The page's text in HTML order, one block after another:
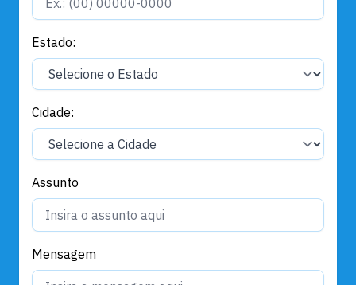
Estado:
Cidade:
Assunto
Mensagem